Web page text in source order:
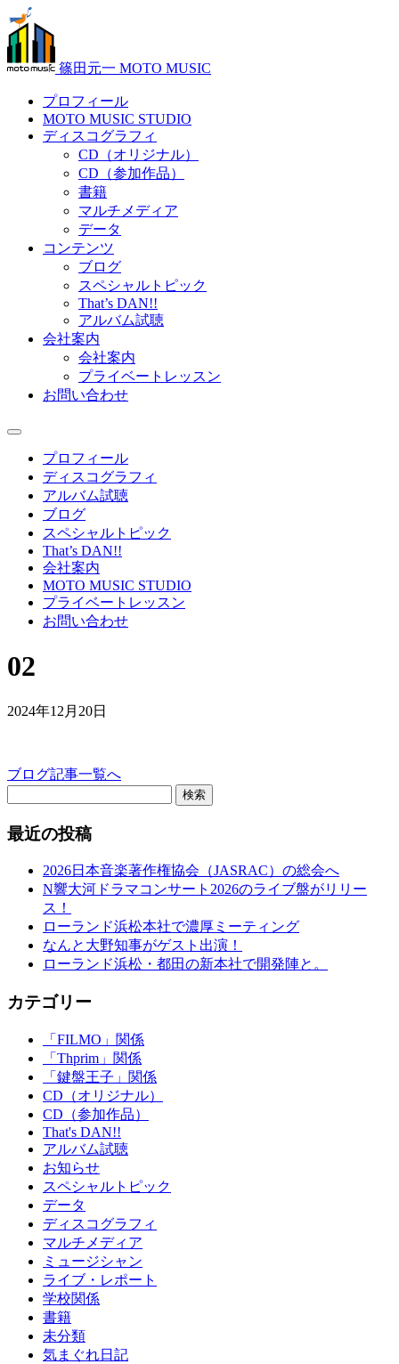
篠田元一 MOTO MUSIC
プロフィール
MOTO MUSIC STUDIO
ディスコグラフィ
CD（オリジナル）
CD（参加作品）
書籍
マルチメディア
データ
コンテンツ
ブログ
スペシャルトピック
That’s DAN!!
アルバム試聴
会社案内
会社案内
プライベートレッスン
お問い合わせ
プロフィール
ディスコグラフィ
アルバム試聴
ブログ
スペシャルトピック
That’s DAN!!
会社案内
MOTO MUSIC STUDIO
プライベートレッスン
お問い合わせ
02
2024年12月20日
ブログ記事一覧へ
検索
最近の投稿
2026日本音楽著作権協会（JASRAC）の総会へ
N響大河ドラマコンサート2026のライブ盤がリリー
ス！
ローランド浜松本社で濃厚ミーティング
なんと大野知事がゲスト出演！
ローランド浜松・都田の新本社で開発陣と。
カテゴリー
「FILMO」関係
「Thprim」関係
「鍵盤王子」関係
CD（オリジナル）
CD（参加作品）
That's DAN!!
アルバム試聴
お知らせ
スペシャルトピック
データ
ディスコグラフィ
マルチメディア
ミュージシャン
ライブ・レポート
学校関係
書籍
未分類
気まぐれ日記